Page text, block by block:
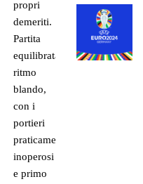
propri
demeriti.
Partita
equilibrata,
ritmo
blando,
con i
portieri
praticamente
inoperosi
e primo